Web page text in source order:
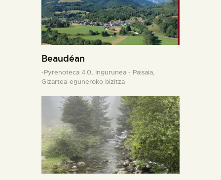
Beaudéan
-Pyrenoteca 4.0, Ingurunea - Paisaia,
Gizartea-eguneroko bizitza